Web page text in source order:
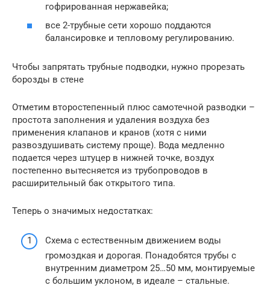
гофрированная нержавейка;
все 2-трубные сети хорошо поддаются
балансировке и тепловому регулированию.
Чтобы запрятать трубные подводки, нужно прорезать
борозды в стене
Отметим второстепенный плюс самотечной разводки –
простота заполнения и удаления воздуха без
применения клапанов и кранов (хотя с ними
развоздушивать систему проще). Вода медленно
подается через штуцер в нижней точке, воздух
постепенно вытесняется из трубопроводов в
расширительный бак открытого типа.
Теперь о значимых недостатках:
Схема с естественным движением воды
громоздкая и дорогая. Понадобятся трубы с
внутренним диаметром 25…50 мм, монтируемые
с большим уклоном, в идеале – стальные.